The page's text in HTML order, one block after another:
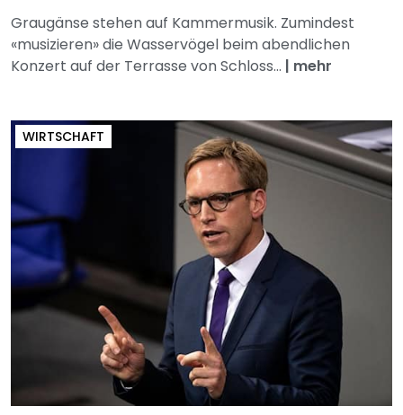
Graugänse stehen auf Kammermusik. Zumindest
«musizieren» die Wasservögel beim abendlichen
Konzert auf der Terrasse von Schloss... | mehr
WIRTSCHAFT